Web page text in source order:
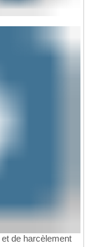
et de harcèlement